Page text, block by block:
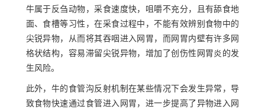
牛属于反刍动物，采食速度快，咀嚼不充分，且有舔食地
面、食槽等习性，在采食过程中，不能有效辨别食物中的
尖锐异物，从而将其吞咽进入网胃，而网胃内壁有许多网
格状结构，容易滞留尖锐异物，增加了创伤性网胃炎的发
生风险。
此外，牛的食管沟反射机制在某些情况下会发生异常，导
致食物快速通过食管进入网胃，进一步提高了异物进入网